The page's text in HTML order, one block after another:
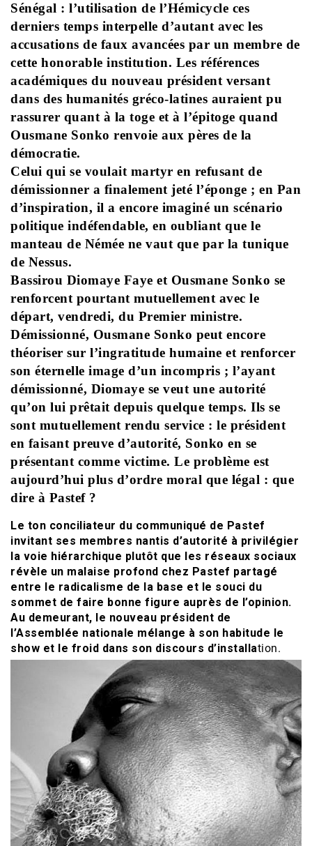
Sénégal : l’utilisation de l’Hémicycle ces
derniers temps interpelle d’autant avec les
accusations de faux avancées par un membre de
cette honorable institution. Les références
académiques du nouveau président versant
dans des humanités gréco-latines auraient pu
rassurer quant à la toge et à l’épitoge quand
Ousmane Sonko renvoie aux pères de la
démocratie.
Celui qui se voulait martyr en refusant de
démissionner a finalement jeté l’éponge ; en Pan
d’inspiration, il a encore imaginé un scénario
politique indéfendable, en oubliant que le
manteau de Némée ne vaut que par la tunique
de Nessus.
Bassirou Diomaye Faye et Ousmane Sonko se
renforcent pourtant mutuellement avec le
départ, vendredi, du Premier ministre.
Démissionné, Ousmane Sonko peut encore
théoriser sur l’ingratitude humaine et renforcer
son éternelle image d’un incompris ; l’ayant
démissionné, Diomaye se veut une autorité
qu’on lui prêtait depuis quelque temps. Ils se
sont mutuellement rendu service : le président
en faisant preuve d’autorité, Sonko en se
présentant comme victime. Le problème est
aujourd’hui plus d’ordre moral que légal : que
dire à Pastef ?
Le ton conciliateur du communiqué de Pastef
invitant ses membres nantis d’autorité à privilégier
la voie hiérarchique plutôt que les réseaux sociaux
révèle un malaise profond chez Pastef partagé
entre le radicalisme de la base et le souci du
sommet de faire bonne figure auprès de l’opinion.
Au demeurant, le nouveau président de
l’Assemblée nationale mélange à son habitude le
show et le froid dans son discours d’installation.